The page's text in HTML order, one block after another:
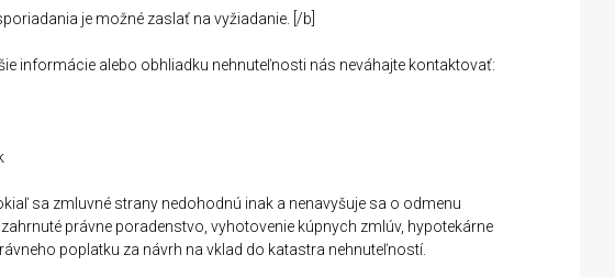
je možné zaslať na vyžiadanie. [/b]
informácie alebo obhliadku nehnuteľnosti nás neváhajte kontaktovať:
sa zmluvné strany nedohodnú inak a nenavyšuje sa o odmenu
právne poradenstvo, vyhotovenie kúpnych zmlúv, hypotekárne
poplatku za návrh na vklad do katastra nehnuteľností.